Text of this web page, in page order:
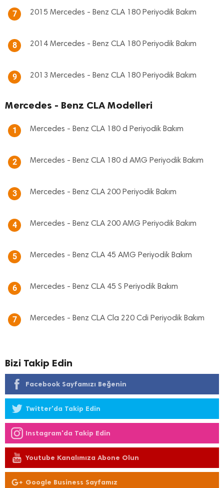
7 2015 Mercedes - Benz CLA 180 Periyodik Bakım
8 2014 Mercedes - Benz CLA 180 Periyodik Bakım
9 2013 Mercedes - Benz CLA 180 Periyodik Bakım
Mercedes - Benz CLA Modelleri
1 Mercedes - Benz CLA 180 d Periyodik Bakım
2 Mercedes - Benz CLA 180 d AMG Periyodik Bakım
3 Mercedes - Benz CLA 200 Periyodik Bakım
4 Mercedes - Benz CLA 200 AMG Periyodik Bakım
5 Mercedes - Benz CLA 45 AMG Periyodik Bakım
6 Mercedes - Benz CLA 45 S Periyodik Bakım
7 Mercedes - Benz CLA Cla 220 Cdi Periyodik Bakım
Bizi Takip Edin
Facebook Sayfamızı Beğenin
Twitter'da Takip Edin
Instagram'da Takip Edin
Youtube Kanalımıza Abone Olun
Google Business Sayfamız